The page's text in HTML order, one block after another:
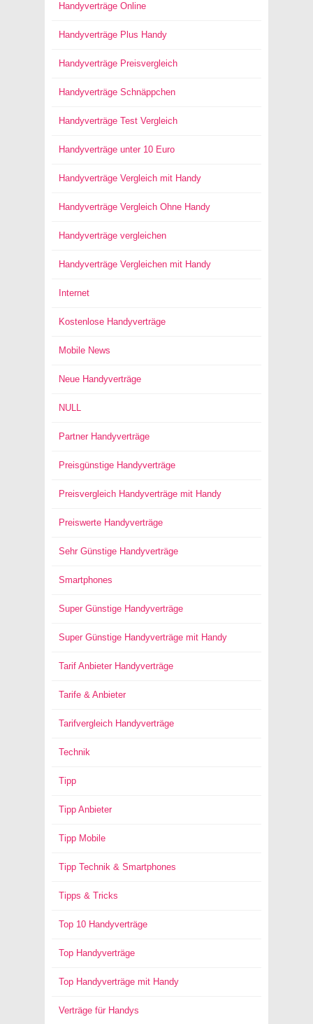
Handyverträge Online
Handyverträge Plus Handy
Handyverträge Preisvergleich
Handyverträge Schnäppchen
Handyverträge Test Vergleich
Handyverträge unter 10 Euro
Handyverträge Vergleich mit Handy
Handyverträge Vergleich Ohne Handy
Handyverträge vergleichen
Handyverträge Vergleichen mit Handy
Internet
Kostenlose Handyverträge
Mobile News
Neue Handyverträge
NULL
Partner Handyverträge
Preisgünstige Handyverträge
Preisvergleich Handyverträge mit Handy
Preiswerte Handyverträge
Sehr Günstige Handyverträge
Smartphones
Super Günstige Handyverträge
Super Günstige Handyverträge mit Handy
Tarif Anbieter Handyverträge
Tarife & Anbieter
Tarifvergleich Handyverträge
Technik
Tipp
Tipp Anbieter
Tipp Mobile
Tipp Technik & Smartphones
Tipps & Tricks
Top 10 Handyverträge
Top Handyverträge
Top Handyverträge mit Handy
Verträge für Handys